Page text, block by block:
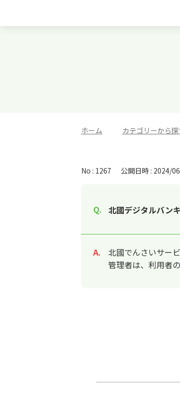
ホーム カテゴリーから探
No : 1267 公開日時 : 2024/
北國デジタルバン
回答
北國でんさいサー
管理者は、利用者